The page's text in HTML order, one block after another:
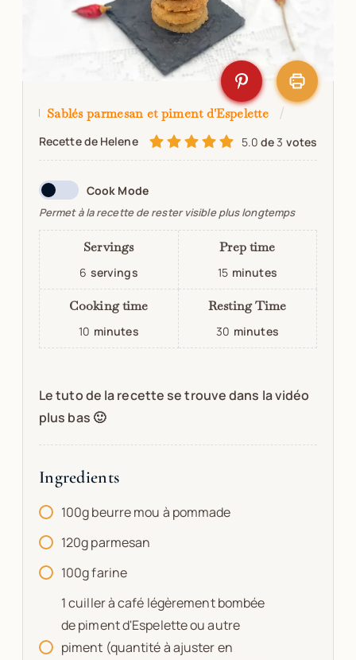
Sablés parmesan et piment d'Espelette
Recette de Helene 5.0 de3 votes
Cook Mode
Permet à la recette de rester visible plus longtemps
Servings
6 servings
Prep time
15 minutes
Cooking time
10 minutes
Resting Time
30 minutes
Le tuto de la recette se trouve dans la vidéo
plus bas 🙂
Ingredients
100g beurre mou à pommade
120g parmesan
100g farine
1 cuiller à café légèrement bombée
de piment d'Espelette ou autre
piment (quantité à ajuster en